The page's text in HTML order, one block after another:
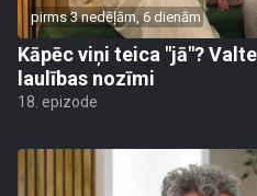
pirms 3 nedēļām, 6 dienām
Kāpēc viņi teica "jā"?
laulības nozīmi
18. epizode